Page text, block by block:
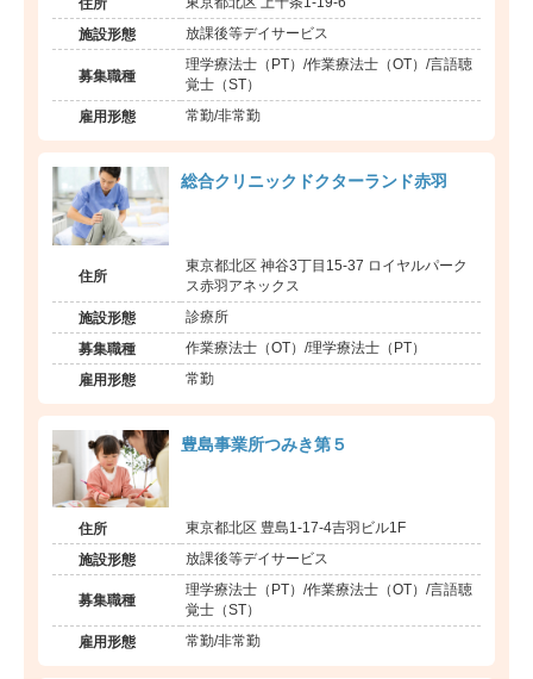
住所
施設形態 放課後等デイサービス
募集職種
理学療法士（PT）/作業療法士（OT）/言語聴
覚士（ST）
雇用形態 常勤/非常勤
総合クリニックドクターランド赤羽
住所
東京都北区 神谷3丁目15-37 ロイヤルパーク
ス赤羽アネックス
施設形態 診療所
募集職種 作業療法士（OT）/理学療法士（PT）
雇用形態 常勤
豊島事業所つみき第５
住所 東京都北区 豊島1-17-4吉羽ビル1F
施設形態 放課後等デイサービス
募集職種
理学療法士（PT）/作業療法士（OT）/言語聴
覚士（ST）
雇用形態 常勤/非常勤